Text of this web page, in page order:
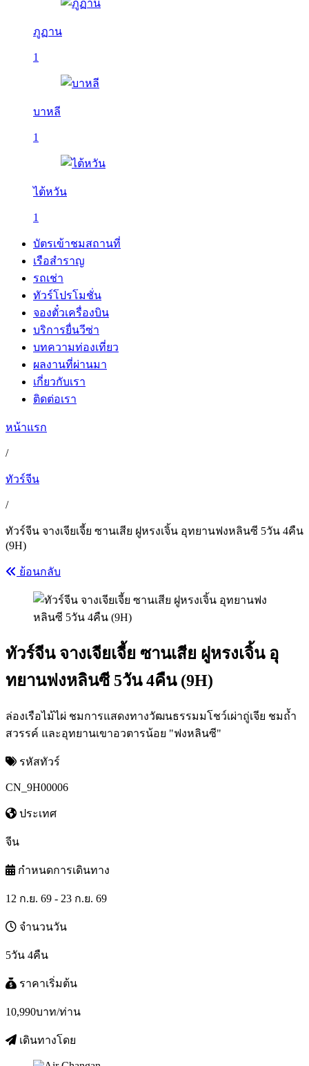
ภูฏาน
1
บาหลี
1
ไต้หวัน
1
บัตรเข้าชมสถานที่
เรือสำราญ
รถเช่า
ทัวร์โปรโมชั่น
จองตั๋วเครื่องบิน
บริการยื่นวีซ่า
บทความท่องเที่ยว
ผลงานที่ผ่านมา
เกี่ยวกับเรา
ติดต่อเรา
หน้าแรก
/
ทัวร์จีน
/
ทัวร์จีน จางเจียเจี้ย ซานเสีย ฝูหรงเจิ้น อุทยานฟงหลินซี 5วัน 4คืน
(9H)
ย้อนกลับ
ทัวร์จีน จางเจียเจี้ย ซานเสีย ฝูหรงเจิ้น อุ
ทยานฟงหลินซี 5วัน 4คืน (9H)
ล่องเรือไม้ไผ่ ชมการแสดงทางวัฒนธรรมมโชว์เผ่าถู่เจีย ชมถ้ำ
สวรรค์ และอุทยานเขาอวตารน้อย "ฟงหลินซี"
รหัสทัวร์
CN_9H00006
ประเทศ
จีน
กำหนดการเดินทาง
12 ก.ย. 69 - 23 ก.ย. 69
จำนวนวัน
5วัน 4คืน
ราคาเริ่มต้น
10,990บาท/ท่าน
เดินทางโดย